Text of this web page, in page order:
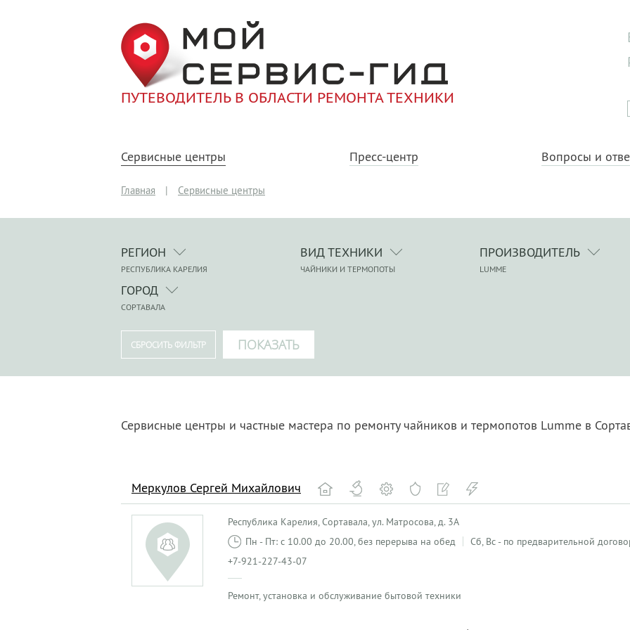
ПУТЕВОДИТЕЛЬ В ОБЛАСТИ РЕМОНТА ТЕХНИКИ
Сервисные центры Пресс-центр Вопросы и
Главная | Сервисные центры
РЕГИОН
РЕСПУБЛИКА КАРЕЛИЯ
ВИД ТЕХНИКИ
ЧАЙНИКИ И ТЕРМОПОТЫ
ПРОИЗВОДИТЕЛЬ
LUMME
ГОРОД
СОРТАВАЛА
Сервисные центры и частные мастера по ремонту чайников и термопотов Lumme в
Меркулов Сергей Михайлович
Республика Карелия, Сортавала, ул. Матросова, д. 3А
Пн - Пт: с 10.00 до 20.00, без перерыва на обед
Сб, Вс - по предварительной
+7-921-227-43-07
Ремонт, установка и обслуживание бытовой техники